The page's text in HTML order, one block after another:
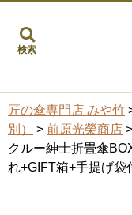
検索
匠の傘専門店 みや竹
別）
> 前原光榮商店
クルー紳士折畳傘
れ+GIFT箱+手提げ袋